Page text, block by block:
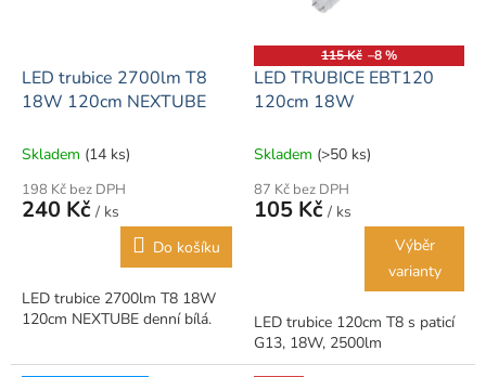
LED trubice 2700lm T8
18W 120cm NEXTUBE
Skladem (14 ks)
198 Kč bez DPH
240 Kč / ks
Do košíku
LED trubice 2700lm T8 18W
120cm NEXTUBE denní bílá.
115 Kč –8 %
LED TRUBICE EBT120
120cm 18W
Skladem (>50 ks)
87 Kč bez DPH
105 Kč / ks
Výběr
varianty
LED trubice 120cm T8 s paticí
G13, 18W, 2500lm